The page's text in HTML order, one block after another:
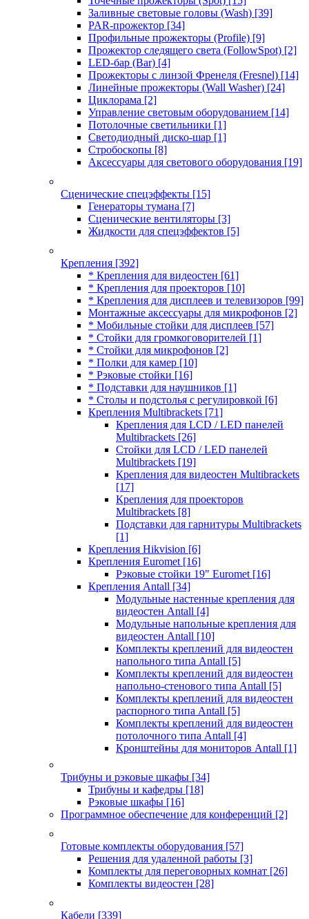
Заливные световые головы (Wash) [39]
PAR-прожектор [34]
Профильные прожекторы (Profile) [9]
Прожектор следящего света (FollowSpot) [2]
LED-бар (Bar) [4]
Прожекторы с линзой Френеля (Fresnel) [14]
Линейные прожекторы (Wall Washer) [24]
Циклорама [2]
Управление световым оборудованием [14]
Потолочные светильники [1]
Светодиодный диско-шар [1]
Стробоскопы [8]
Аксессуары для светового оборудования [19]
Сценические спецэффекты [15]
Генераторы тумана [7]
Сценические вентиляторы [3]
Жидкости для спецэффектов [5]
Крепления [392]
* Крепления для видеостен [61]
* Крепления для проекторов [10]
* Крепления для дисплеев и телевизоров [99]
Монтажные аксессуары для микрофонов [2]
* Мобильные стойки для дисплеев [57]
* Стойки для громкоговорителей [1]
* Стойки для микрофонов [2]
* Полки для камер [10]
* Рэковые стойки [16]
* Подставки для наушников [1]
* Столы и подстолья с регулировкой [6]
Крепления Multibrackets [71]
Крепления для LCD / LED панелей
Multibrackets [26]
Стойки для LCD / LED панелей
Multibrackets [19]
Крепления для видеостен Multibrackets
[17]
Крепления для проекторов
Multibrackets [8]
Подставки для гарнитуры Multibrackets
[1]
Крепления Hikvision [6]
Крепления Euromet [16]
Рэковые стойки 19" Euromet [16]
Крепления Antall [34]
Модульные настенные крепления для
видеостен Antall [4]
Модульные напольные крепления для
видеостен Antall [10]
Комплекты креплений для видеостен
напольного типа Antall [5]
Комплекты креплений для видеостен
напольно-стенового типа Antall [5]
Комплекты креплений для видеостен
распорного типа Antall [5]
Комплекты креплений для видеостен
потолочного типа Antall [4]
Кронштейны для мониторов Antall [1]
Трибуны и рэковые шкафы [34]
Трибуны и кафедры [18]
Рэковые шкафы [16]
Программное обеспечение для конференций [2]
Готовые комплекты оборудования [57]
Решения для удаленной работы [3]
Комплекты для переговорных комнат [26]
Комплекты видеостен [28]
Кабели [339]